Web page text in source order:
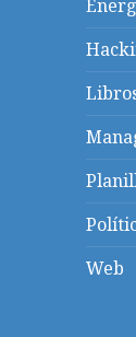
Web